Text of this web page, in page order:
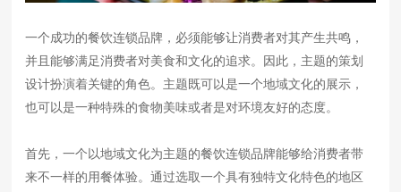
一个成功的餐饮连锁品牌，必须能够让消费者对其产生共鸣，
并且能够满足消费者对美食和文化的追求。因此，主题的策划
设计扮演着关键的角色。主题既可以是一个地域文化的展示，
也可以是一种特殊的食物美味或者是对环境友好的态度。
首先，一个以地域文化为主题的餐饮连锁品牌能够给消费者带
来不一样的用餐体验。通过选取一个具有独特文化特色的地区